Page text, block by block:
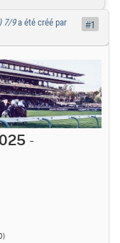
7/9a été créé par
-
#1